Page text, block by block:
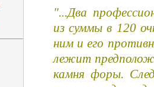
"...Два
из суммы в 120
ним и его
лежит
камня форы.